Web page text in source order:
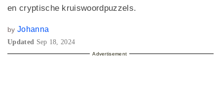
en cryptische kruiswoordpuzzels.
by Johanna
Updated Sep 18, 2024
Advertisement